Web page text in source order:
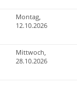
Montag,
12.10.2026
Mittwoch,
28.10.2026